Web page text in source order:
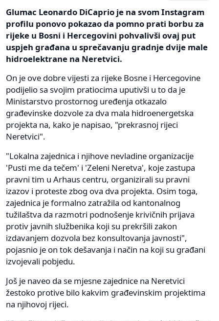
Glumac Leonardo DiCaprio je na svom Instagram
profilu ponovo pokazao da pomno prati borbu za
rijeke u Bosni i Hercegovini pohvalivši ovaj put
uspjeh građana u sprečavanju gradnje dvije male
hidroelektrane na Neretvici.
On je ove dobre vijesti za rijeke Bosne i Hercegovine
podijelio sa svojim pratiocima uputivši u to da je
Ministarstvo prostornog uređenja otkazalo
građevinske dozvole za dva mala hidroenergetska
projekta na, kako je napisao, "prekrasnoj rijeci
Neretvici".
"Lokalna zajednica i njihove nevladine organizacije
'Pusti me da tečem' i 'Zeleni Neretva', koje zastupa
pravni tim u Arhaus centru, organizirali su pravni
izazov i proteste zbog ova dva projekta. Osim toga,
zajednica je formalno zatražila od kantonalnog
tužilaštva da razmotri podnošenje krivičnih prijava
protiv javnih službenika koji su prekršili zakon
izdavanjem dozvola bez konsultovanja javnosti",
pojasnio je on tok dešavanja i način na koji su građani
izvojevali pobjedu.
Još je naveo da se mjesne zajednice na Neretvici
žestoko protive bilo kakvim građevinskim projektima
na njihovoj rijeci.